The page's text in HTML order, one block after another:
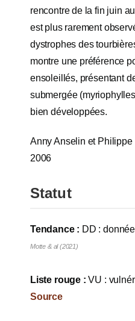
rencontre de la fin juin
est plus rarement
dystrophes des
montre une préférence
ensoleillés, présentant
submergée
bien développées.
Anny Anselin et
2006
Statut
Tendance : DD :
Motte & al (2021)
Liste rouge : VU :
Source